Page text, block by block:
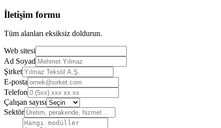
İletişim formu
Tüm alanları eksiksiz doldurun.
Web sitesi
Ad Soyad
Şirket
E-posta
Telefon
Çalışan sayısı
Sektör